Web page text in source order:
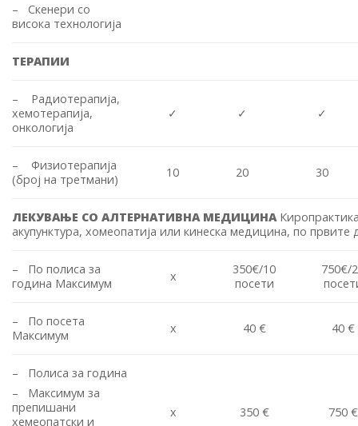
– Скенери со
висока технологија
ТЕРАПИИ
– Радиотерапија,
хемотерапија,
онкологија
✓ ✓ ✓
– Физиотерапија
(број на третмани)
10 20 30
ЛЕКУВАЊЕ СО АЛТЕРНАТИВНА МЕДИЦИНА
акупунктура, хомеопатија или кинеска медицина, по првите
– По полиса за
година Максимум
x
350€/10
посети
750€/
– По посета
Максимум
x 40 € 40 €
– Полиса за година
– Максимум за
препишани
хемеопатски и
x 350 € 750 €